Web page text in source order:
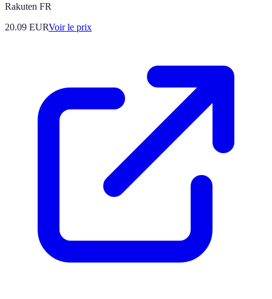
Rakuten FR
20.09 EURVoir le prix